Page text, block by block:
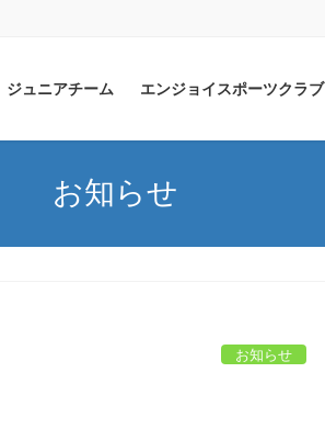
ジュニアチーム エンジョイスポーツクラブ
お知らせ
お知らせ